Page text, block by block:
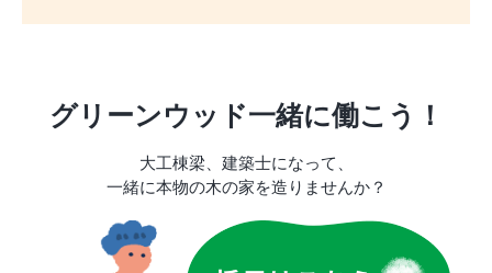
グリーンウッド一緒に働こう！
大工棟梁、建築士になって、
一緒に本物の木の家を造りませんか？